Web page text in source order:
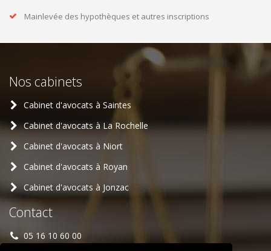
Mainlevée des hypothèques et autres inscriptions
Nos cabinets
Cabinet d'avocats à Saintes
Cabinet d'avocats à La Rochelle
Cabinet d'avocats à Niort
Cabinet d'avocats à Royan
Cabinet d'avocats à Jonzac
Contact
05 16 10 60 00